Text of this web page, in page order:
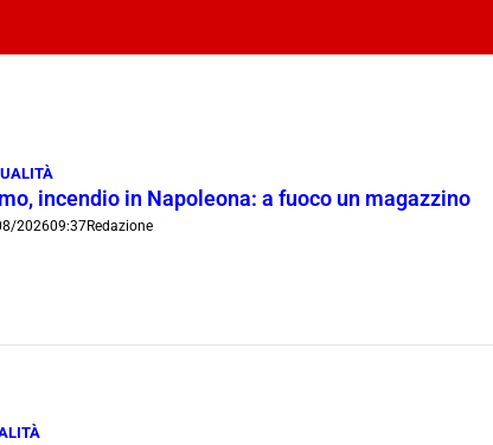
incendio in Napoleona: a fuoco un magazzino
202609:37Redazione